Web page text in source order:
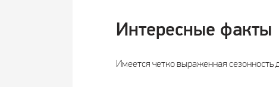
Интересные факты
Имеется четко выраженная